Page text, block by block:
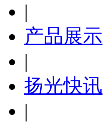
|
产品展示
|
扬光快讯
|